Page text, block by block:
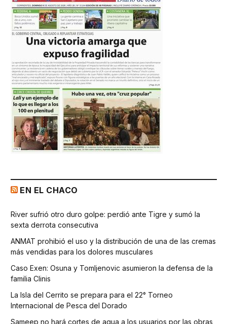
EN EL CHACO
River sufrió otro duro golpe: perdió ante Tigre y sumó la
sexta derrota consecutiva
ANMAT prohibió el uso y la distribución de una de las cremas
más vendidas para los dolores musculares
Caso Exen: Osuna y Tomljenovic asumieron la defensa de la
familia Clinis
La Isla del Cerrito se prepara para el 22° Torneo
Internacional de Pesca del Dorado
Sameep no hará cortes de agua a los usuarios por las obras